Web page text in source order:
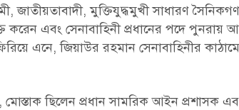
জাতীয়তাবাদী, মুক্তিযুদ্ধমুখী সাধারণ
করেন এবং সেনাবাহিনী প্রধানের পদে পুনরায়
এনে, জিয়াউর রহমান সেনাবাহিনীর
ছিলেন প্রধান সামরিক আইন প্রশাসক এবং